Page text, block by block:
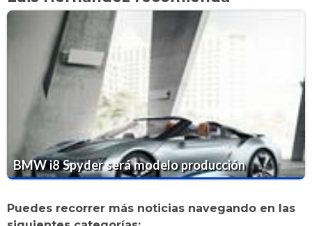
BMW i8 Spyder será modelo producción
Puedes recorrer más noticias navegando en las